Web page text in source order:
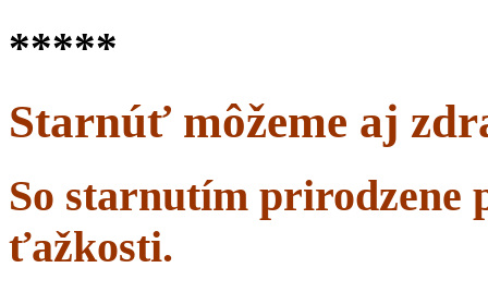
*****
Starnúť môžeme aj
So starnutím prirodzene
ťažkosti.